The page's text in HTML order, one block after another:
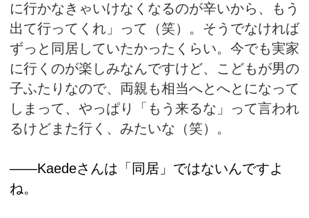
に行かなきゃいけなくなるのが辛いから、もう
出て行ってくれ」って（笑）。そうでなければ
ずっと同居していたかったくらい。今でも実家
に行くのが楽しみなんですけど、こどもが男の
子ふたりなので、両親も相当へとへとになって
しまって、やっぱり「もう来るな」って言われ
るけどまた行く、みたいな（笑）。
――Kaedeさんは「同居」ではないんですよ
ね。